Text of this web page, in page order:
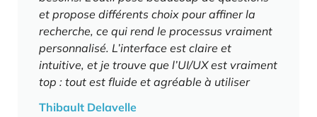
et propose différents choix pour affiner la
recherche, ce qui rend le processus vraiment
personnalisé. L’interface est claire et
intuitive, et je trouve que l’UI/UX est vraiment
top : tout est fluide et agréable à utiliser
Thibault Delavelle